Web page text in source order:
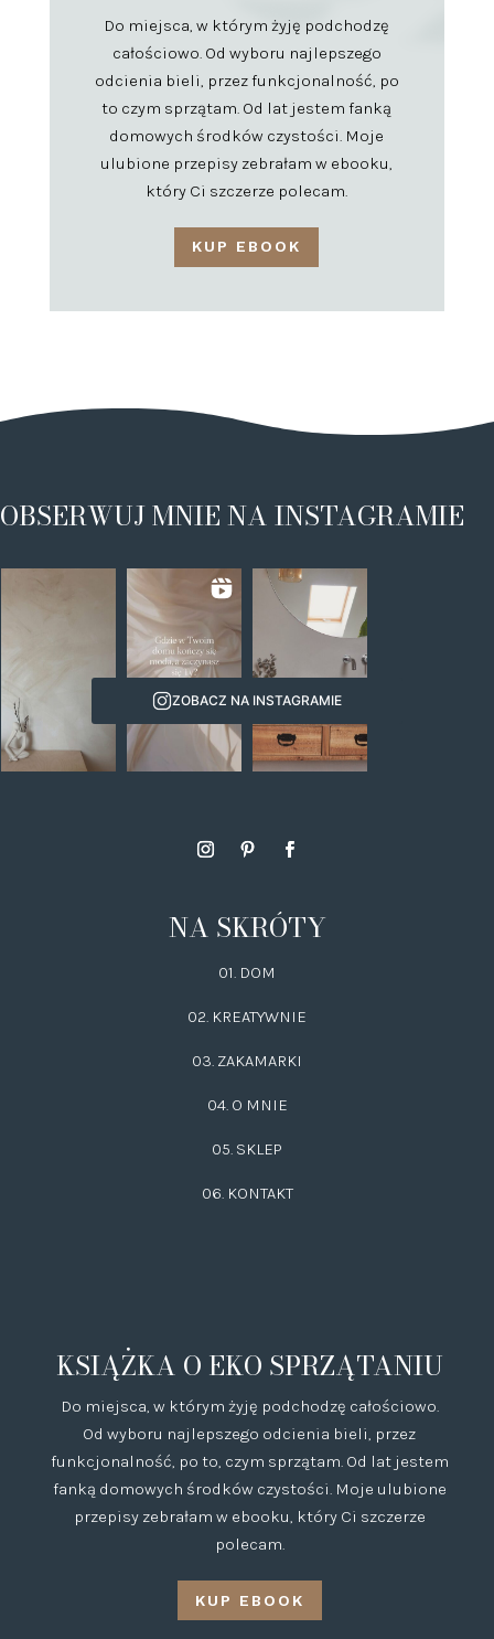
Do miejsca, w którym żyję podchodzę
całościowo. Od wyboru najlepszego
odcienia bieli, przez funkcjonalność, po
to czym sprzątam. Od lat jestem fanką
domowych środków czystości. Moje
ulubione przepisy zebrałam w ebooku,
który Ci szczerze polecam.
KUP EBOOK
OBSERWUJ MNIE NA INSTAGRAMIE
ZOBACZ NA INSTAGRAMIE
NA SKRÓTY
01. DOM
02. KREATYWNIE
03. ZAKAMARKI
04. O MNIE
05. SKLEP
06. KONTAKT
KSIĄŻKA O EKO SPRZĄTANIU
Do miejsca, w którym żyję podchodzę całościowo.
Od wyboru najlepszego odcienia bieli, przez
funkcjonalność, po to, czym sprzątam. Od lat jestem
fanką domowych środków czystości. Moje ulubione
przepisy zebrałam w ebooku, który Ci szczerze
polecam.
KUP EBOOK